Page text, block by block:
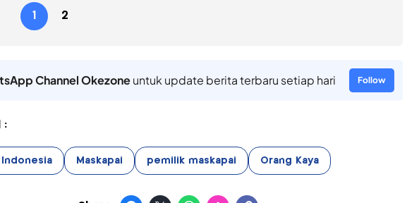
1 2
Channel Okezoneuntuk update berita terbaru setiap hari Follow
:
Indonesia Maskapai pemilik maskapai Orang Kaya